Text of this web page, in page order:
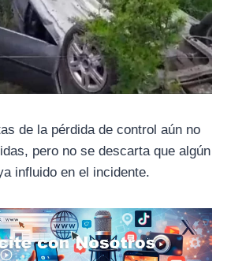
de la pérdida de control aún no
pero no se descarta que algún
influido en el incidente.